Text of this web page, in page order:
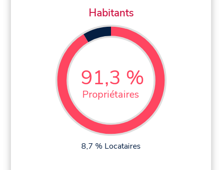
Habitants
91,3 %
Propriétaires
8,7 % Locataires